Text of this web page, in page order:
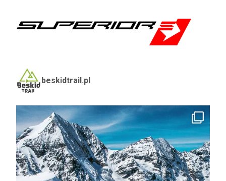
beskidtrail.pl